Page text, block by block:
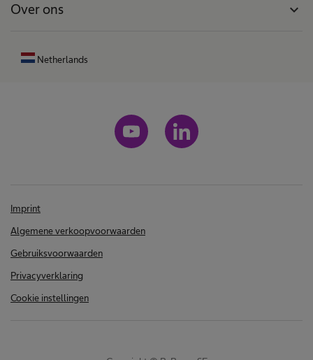
Over ons expand_more
Netherlands
Imprint
Algemene verkoopvoorwaarden
Gebruiksvoorwaarden
Privacyverklaring
Cookie instellingen